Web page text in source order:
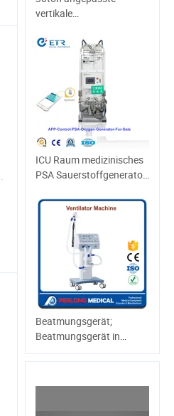
vertikale
(Energierückgewinnung)
Verpackte Dacheinheit
mit Edelstahl-HLK-
System
ICU Raum medizinisches
PSA Sauerstoffgenerator
Beatmungsgerät;
Beatmungsgerät in
chirurgischer Ausrüstung
PA-500;